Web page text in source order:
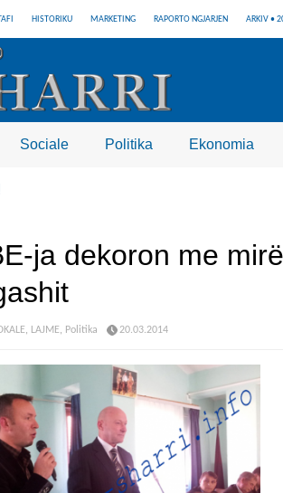
HISTORIKU MARKETING RAPORTO NGJARJEN ARKIV •
Sociale Politika Ekonomia
ja dekoron me
, LAJME, Politika 20.03.2014